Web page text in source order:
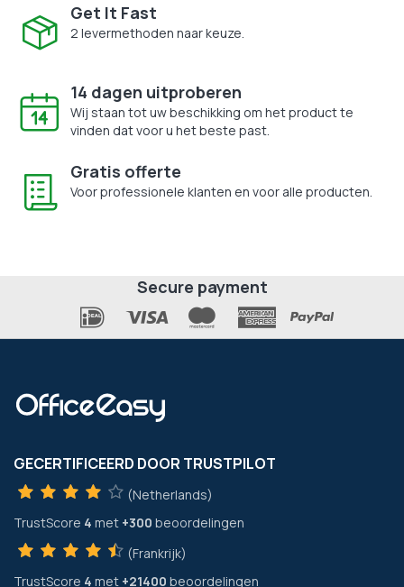
Get It Fast
2 levermethoden naar keuze.
14 dagen uitproberen
Wij staan tot uw beschikking om het product te
vinden dat voor u het beste past.
Gratis offerte
Voor professionele klanten en voor alle producten.
Secure payment
GECERTIFICEERD DOOR TRUSTPILOT
(Netherlands)
TrustScore 4 met +300 beoordelingen
(Frankrijk)
TrustScore 4 met +21400 beoordelingen